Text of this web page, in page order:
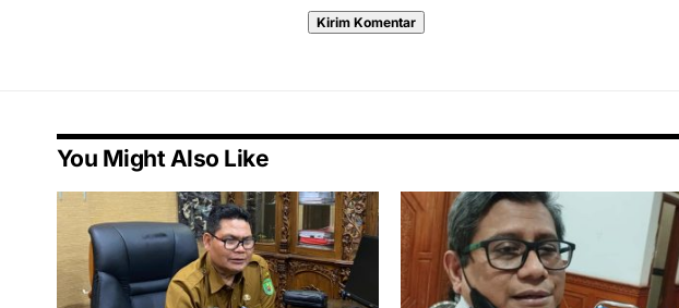
You Might Also Like